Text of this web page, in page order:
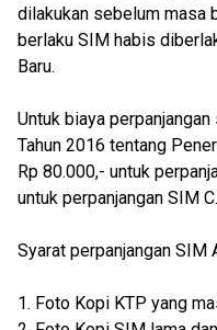
dilakukan sebelum masa
berlaku SIM habis
Baru.
Untuk biaya
Tahun 2016 tentang
Rp 80.000,- untuk
untuk perpanjangan SIM C.
Syarat perpanjangan SIM
1. Foto Kopi KTP yang